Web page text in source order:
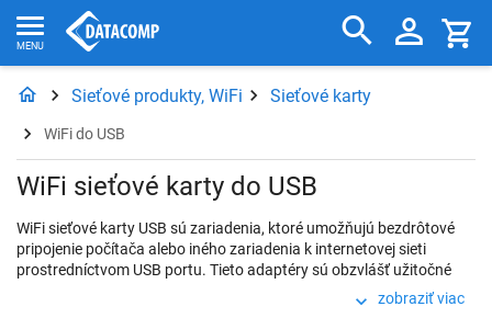
Sieťové produkty, WiFi Sieťové karty
WiFi do USB
WiFi sieťové karty do USB
WiFi sieťové karty USB sú zariadenia, ktoré umožňujú bezdrôtové
pripojenie počítača alebo iného zariadenia k internetovej sieti
prostredníctvom USB portu. Tieto adaptéry sú obzvlášť užitočné
pre stolné počítače, ktoré štandardne nemajú integrovanú WiFi
zobraziť viac